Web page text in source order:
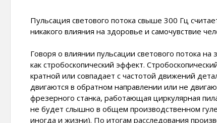
Пульсация светового потока свыше 300 Гц
никакого влияния на здоровье и самочувствие
Говоря о влиянии пульсации светового потока
как стробоскопический эффект.
кратной или совпадает с частотой движений
двигаются в обратном направлении или не
фрезерного станка, работающая циркулярная
не будет слышно в общем производственном
иногда и жизни). По итогам расследования